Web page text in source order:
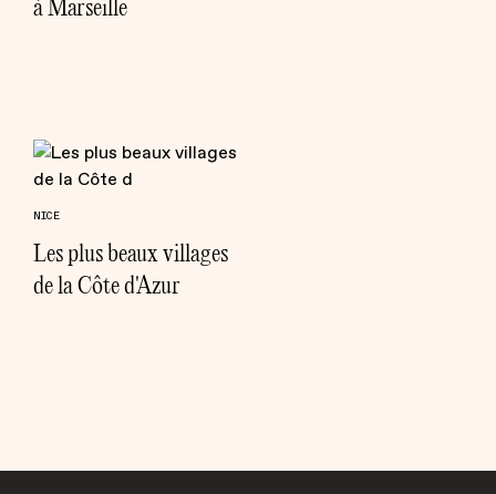
à Marseille
NICE
Les plus beaux villages
de la Côte d'Azur